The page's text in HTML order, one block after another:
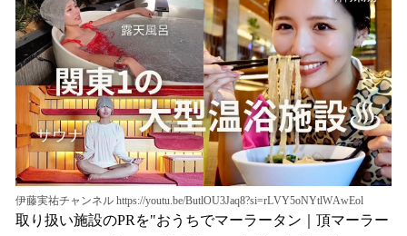
伊藤実祐チャンネル https://youtu.be/ButlOU3Jaq8?si=rLVY5oNYtlWAwEol
取り扱い施設のPRを"おうちでマーラータン｜頂マーラー